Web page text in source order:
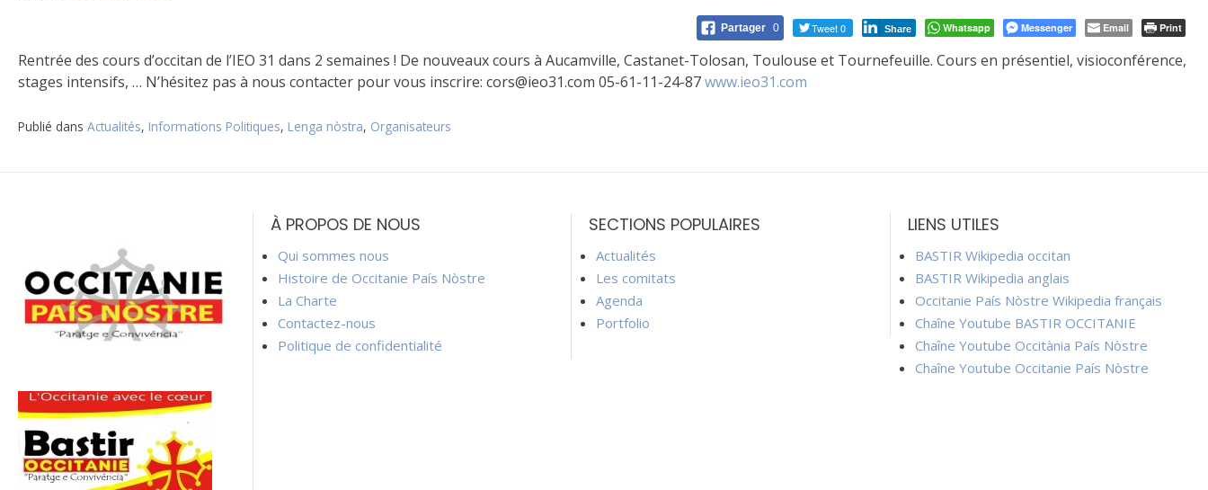
Partager 0 Tweet 0 Share Whatsapp Messenger Email Print
Rentrée des cours d’occitan de l’IEO 31 dans 2 semaines ! De nouveaux cours à Aucamville, Castanet-Tolosan, Toulouse et Tournefeuille. Cours en présentiel, visioconférence,
stages intensifs, … N’hésitez pas à nous contacter pour vous inscrire: cors@ieo31.com 05-61-11-24-87www.ieo31.com
Publié dans Actualités, Informations Politiques, Lenga nòstra, Organisateurs
l’article
À PROPOS DE NOUS
Qui sommes nous
Histoire de Occitanie País Nòstre
La Charte
Contactez-nous
Politique de confidentialité
SECTIONS POPULAIRES
Actualités
Les comitats
Agenda
Portfolio
LIENS UTILES
BASTIR Wikipedia occitan
BASTIR Wikipedia anglais
Occitanie País Nòstre Wikipedia français
Chaîne Youtube BASTIR OCCITANIE
Chaîne Youtube Occitània País Nòstre
Chaîne Youtube Occitanie País Nòstre